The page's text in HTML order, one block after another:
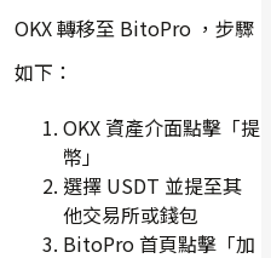
OKX 轉移至 BitoPro ，步驟
如下：
OKX 資產介面點擊「提
幣」
選擇 USDT 並提至其
他交易所或錢包
BitoPro 首頁點擊「加